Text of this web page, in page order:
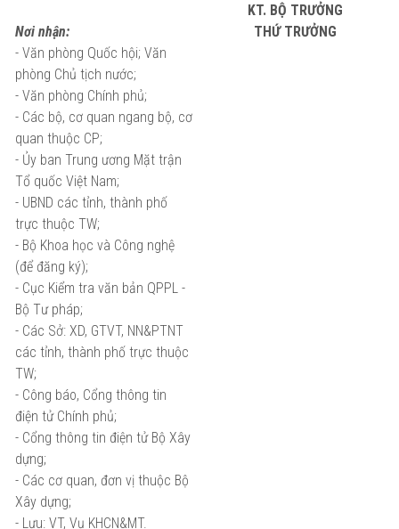
Nơi nhận:
- Văn phòng Quốc hội; Văn
phòng Chủ tịch nước;
- Văn phòng Chính phủ;
- Các bộ, cơ quan ngang bộ, cơ
quan thuộc CP;
- Ủy ban Trung ương Mặt trận
Tổ quốc Việt Nam;
- UBND các tỉnh, thành phố
trực thuộc TW;
- Bộ Khoa học và Công nghệ
(để đăng ký);
- Cục Kiểm tra văn bản QPPL -
Bộ Tư pháp;
- Các Sở: XD, GTVT, NN&PTNT
các tỉnh, thành phố trực thuộc
TW;
- Công báo, Cổng thông tin
điện tử Chính phủ;
- Cổng thông tin điện tử Bộ Xây
dựng;
- Các cơ quan, đơn vị thuộc Bộ
Xây dựng;
- Lưu: VT, Vụ KHCN&MT.
KT. BỘ TRƯỞNG
THỨ TRƯỞNG